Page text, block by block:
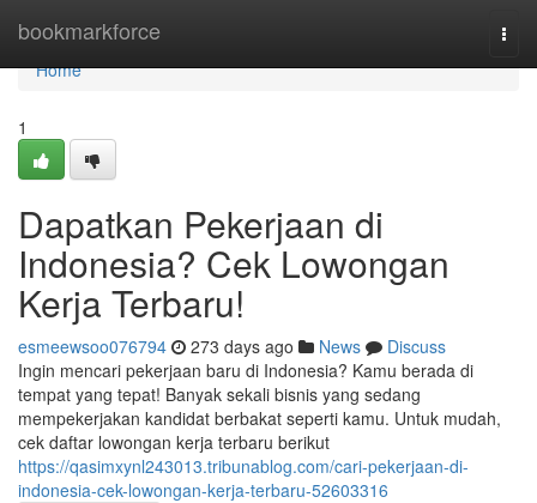
bookmarkforce
Home
Home
1
Dapatkan Pekerjaan di
Indonesia? Cek Lowongan
Kerja Terbaru!
esmeewsoo076794 273 days ago News
Discuss
Ingin mencari pekerjaan baru di Indonesia? Kamu berada di
tempat yang tepat! Banyak sekali bisnis yang sedang
mempekerjakan kandidat berbakat seperti kamu. Untuk mudah,
cek daftar lowongan kerja terbaru berikut
https://qasimxynl243013.tribunablog.com/cari-pekerjaan-di-
indonesia-cek-lowongan-kerja-terbaru-52603316